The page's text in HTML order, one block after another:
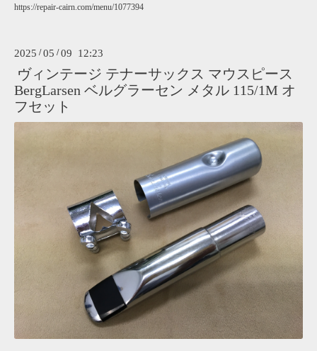
https://repair-cairn.com/menu/1077394
2025 /05 /09 12:23
ヴィンテージ テナーサックス マウスピース
BergLarsen ベルグラーセン メタル 115/1M オ
フセット